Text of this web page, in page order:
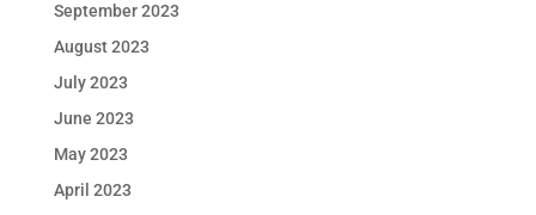
September 2023
August 2023
July 2023
June 2023
May 2023
April 2023